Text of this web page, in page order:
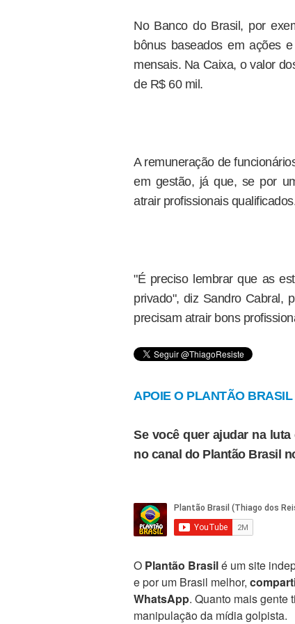
No Banco do Brasil, por
bônus baseados em ações
mensais. Na Caixa, o valor
de R$ 60 mil.
A remuneração de
em gestão, já que, se por
atrair profissionais
"É preciso lembrar que as
privado", diz Sandro Cabral,
precisam atrair bons
APOIE O PLANTÃO
Se você quer ajudar na
no canal do Plantão Brasil
O Plantão Brasilé um site
e por um Brasil melhor,
WhatsApp. Quanto mais gente
manipulação da mídia golpista.